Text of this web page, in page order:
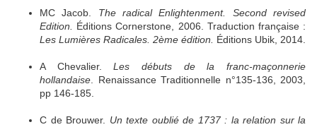
MC Jacob. The radical Enlightenment. Second revised
Edition.
Éditions Cornerstone, 2006. Traduction française :
Les Lumières Radicales. 2ème édition.
Éditions Ubik, 2014.
A Chevalier.Les débuts de la franc-maçonnerie
hollandaise . Renaissance Traditionnelle n°135-136, 2003,
pp 146-185.
C de Brouwer. Un texte oublié de 1737 : la relation sur la